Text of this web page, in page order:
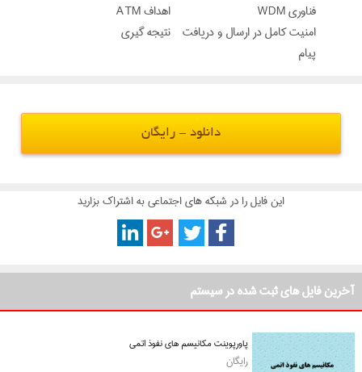
فناوری WDM
اهداف ATM
امنیت کامل در ارسال و دریافت
پیام
نتیجه گیری
دانلود - رایگان
این فایل را در شبکه های اجتماعی به اشتراک بزارید
آخرین فایل های ثبت شده در سیستم
پاورپوینت مکانیسم های نفوذ اتمی
رایگان